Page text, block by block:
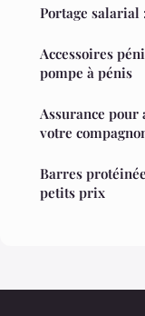
Portage salarial
Accessoires
pompe à pénis
Assurance pour
votre
Barres
petits prix